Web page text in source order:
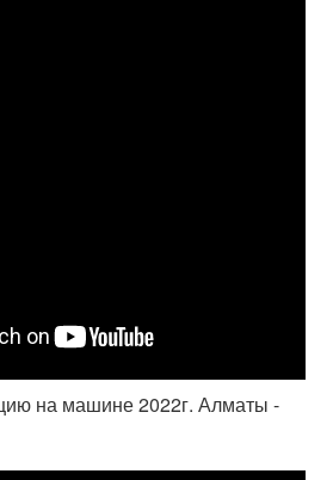
на машине 2022г. Алматы -